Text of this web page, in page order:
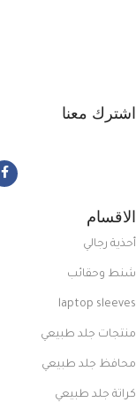
اشترك معنا
الاقسام
أحذية رجالي
شنط وحقائب
laptop sleeves
منتجات جلد طبيعي
محافظ جلد طبيعي
كراتة جلد طبيعي